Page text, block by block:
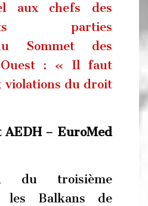
aux chefs des
parties
Sommet des
: « Il faut
du droit
AEDH – EuroMed
du troisième
les Balkans de